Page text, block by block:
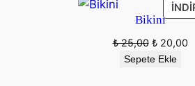
Bikini
₺25,00 Orijinal
fiyat:
₺20,00Şu
Sepete Ekle